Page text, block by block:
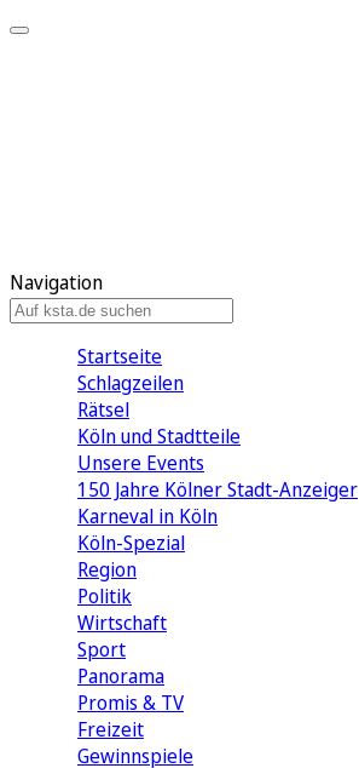
Navigation
Startseite
Schlagzeilen
Rätsel
Köln und Stadtteile
Unsere Events
150 Jahre Kölner Stadt-Anzeiger
Karneval in Köln
Köln-Spezial
Region
Politik
Wirtschaft
Sport
Panorama
Promis & TV
Freizeit
Gewinnspiele